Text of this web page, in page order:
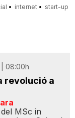
internet
start-up
| 08:00h
revolució a
MSc in